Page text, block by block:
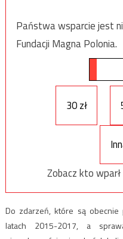
Państwa wsparcie jest
Fundacji Magna Polonia.
30 zł
Zobacz kto
Do zdarzeń, które są obecnie
latach 2015-2017, a